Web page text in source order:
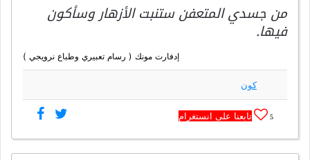
من جسدي المتعفن ستنبت الأزهار وسأكون
فيها.
إدفارت مونك ( رسام تعبيري وطباع نرويجي )
كون
5 تابعنا على انستغرام